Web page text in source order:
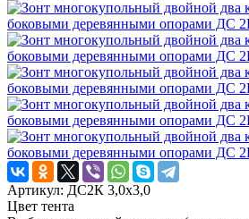
Артикул: ДС2К 3,0х3,0
Цвет тента